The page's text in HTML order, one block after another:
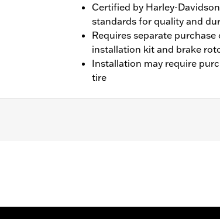
Certified by Harley-
standards for quality and
Requires separate
installation kit and brake
Installation may require
tire
für Ritzel und Bremsscheibe